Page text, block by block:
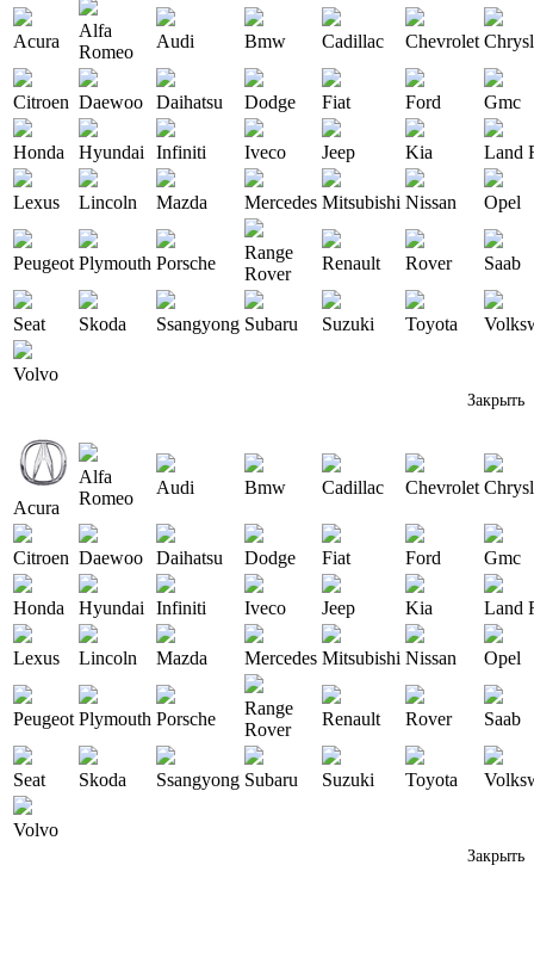
Acura
Alfa
Romeo
Audi Bmw Cadillac Chevrolet
Citroen Daewoo Daihatsu Dodge Fiat Ford Gmc
Honda Hyundai Infiniti Iveco Jeep Kia Land
Lexus Lincoln Mazda Mercedes Mitsubishi Nissan Opel
Peugeot Plymouth Porsche
Range
Rover
Renault Rover Saab
Seat Skoda Ssangyong Subaru Suzuki Toyota
Volvo
Закрыть
Acura
Alfa
Romeo
Audi Bmw Cadillac Chevrolet
Citroen Daewoo Daihatsu Dodge Fiat Ford Gmc
Honda Hyundai Infiniti Iveco Jeep Kia Land
Lexus Lincoln Mazda Mercedes Mitsubishi Nissan Opel
Peugeot Plymouth Porsche
Range
Rover
Renault Rover Saab
Seat Skoda Ssangyong Subaru Suzuki Toyota
Volvo
Закрыть